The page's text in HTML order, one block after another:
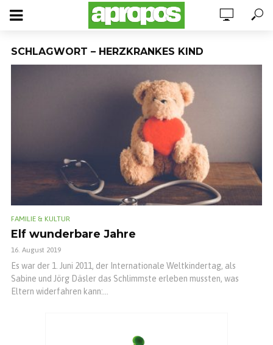
SCHLAGWORT – HERZKRANKES KIND
FAMILIE & KULTUR
Elf wunderbare Jahre
16. August 2019
Es war der 1. Juni 2011, der Internationale Weltkindertag, als
Sabine und Jörg Däsler das Schlimmste erleben mussten, was
Eltern widerfahren kann:...